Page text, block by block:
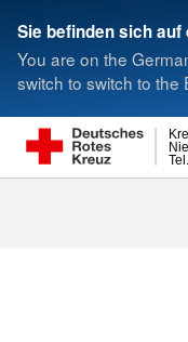
Sie befinden sich
You are on the
switch to switch to the